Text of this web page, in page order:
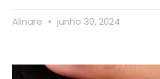
Alinare junho 30, 2024